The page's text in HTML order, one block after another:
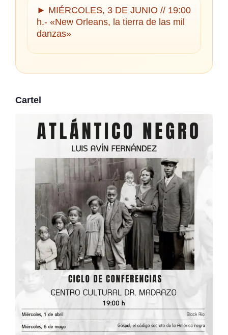
► MIÉRCOLES, 3 DE JUNIO // 19:00
h.- «New Orleans, la tierra de las mil
danzas»
Cartel